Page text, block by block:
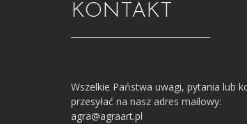
KONTAKT
Wszelkie Państwa uwagi, pytania lub
przesyłać na nasz adres mailowy:
agra@agraart.pl